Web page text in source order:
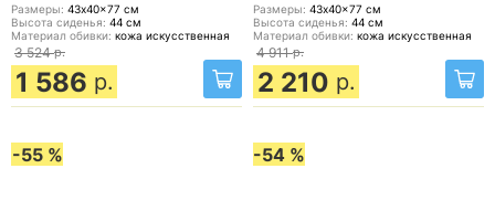
Размеры: 43x40x77 см
Высота сиденья: 44 см
Материал обивки: кожа искусственная
3 524 р.
1 586 р.
Размеры: 43x40x77 см
Высота сиденья: 44 см
Материал обивки: кожа искусственная
4 911 р.
2 210 р.
-55 % -54 %